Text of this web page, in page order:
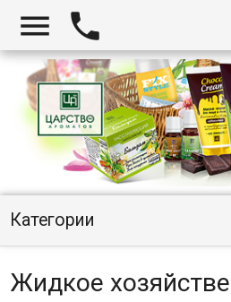
 
Категории
Жидкое